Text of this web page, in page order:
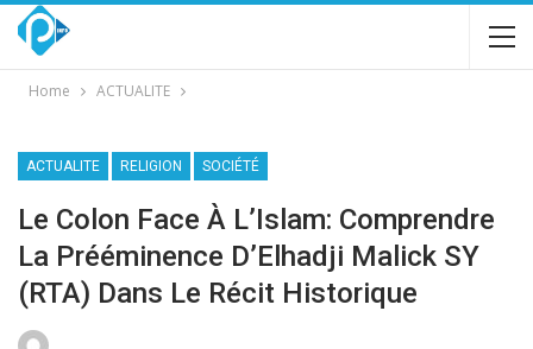
Home ACTUALITE
ACTUALITE RELIGION SOCIÉTÉ
Le Colon Face À L’Islam: Comprendre
La Prééminence D’Elhadji Malick SY
(RTA) Dans Le Récit Historique